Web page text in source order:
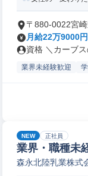
〒880-0022宮
月給22万9000円
資格 ＼カーブ
業界未経験歓迎
NEW 正社員
業界・職種未
ペレーター/ラ
森永北陸乳業株式